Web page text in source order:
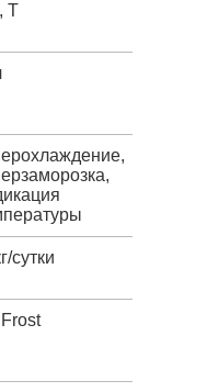
T
сутки